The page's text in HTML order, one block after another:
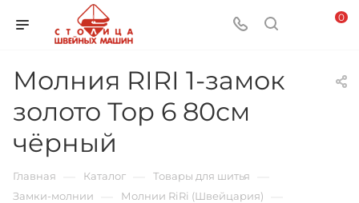
0
Молния RIRI 1-замок
золото Тор 6 80см
чёрный
Главная Каталог Товары для шитья
Замки-молнии Молнии RiRi (Швейцария)